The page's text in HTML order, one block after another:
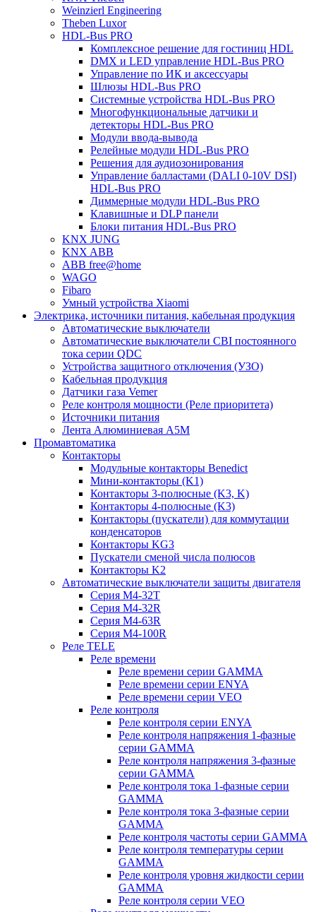
Weinzierl Engineering
Theben Luxor
HDL-Bus PRO
Комплексное решение для гостиниц HDL
DMX и LED управление HDL-Bus PRO
Управление по ИК и аксессуары
Шлюзы HDL-Bus PRO
Системные устройства HDL-Bus PRO
Многофункциональные датчики и
детекторы HDL-Bus PRO
Модули ввода-вывода
Релейные модули HDL-Bus PRO
Решения для аудиозонирования
Управление балластами (DALI 0-10V DSI)
HDL-Bus PRO
Диммерные модули HDL-Bus PRO
Клавишные и DLP панели
Блоки питания HDL-Bus PRO
KNX JUNG
KNX ABB
ABB free@home
WAGO
Fibaro
Умный устройства Xiaomi
Электрика, источники питания, кабельная продукция
Автоматические выключатели
Автоматические выключатели CBI постоянного
тока серии QDC
Устройства защитного отключения (УЗО)
Кабельная продукция
Датчики газа Vemer
Реле контроля мощности (Реле приоритета)
Источники питания
Лента Алюминиевая А5М
Промавтоматика
Контакторы
Модульные контакторы Benedict
Мини-контакторы (K1)
Контакторы 3-полюсные (K3, K)
Контакторы 4-полюсные (K3)
Контакторы (пускатели) для коммутации
конденсаторов
Контакторы KG3
Пускатели сменой числа полюсов
Контакторы K2
Автоматические выключатели защиты двигателя
Серия M4-32T
Серия M4-32R
Серия M4-63R
Серия M4-100R
Реле TELE
Реле времени
Реле времени серии GAMMA
Реле времени серии ENYA
Реле времени серии VEO
Реле контроля
Реле контроля серии ENYA
Реле контроля напряжения 1-фазные
серии GAMMA
Реле контроля напряжения 3-фазные
серии GAMMA
Реле контроля тока 1-фазные серии
GAMMA
Реле контроля тока 3-фазные серии
GAMMA
Реле контроля частоты серии GAMMA
Реле контроля температуры серии
GAMMA
Реле контроля уровня жидкости серии
GAMMA
Реле контроля серии VEO